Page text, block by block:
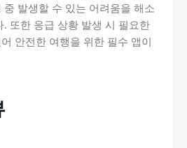
발생할 수 있는 어려움을 해소
또한 응급 상황 발생 시 필요한
안전한 여행을 위한 필수 앱이